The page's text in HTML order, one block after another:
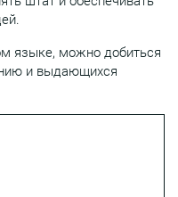
языке, можно добиться
и выдающихся